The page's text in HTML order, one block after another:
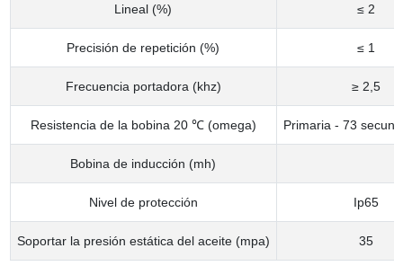
Lineal (%) ≤ 2
Precisión de repetición (%) ≤ 1
Frecuencia portadora (khz) ≥ 2,5
Resistencia de la bobina 20 ℃ (omega) Primaria - 73
Bobina de inducción (mh)
Nivel de protección Ip65
Soportar la presión estática del aceite (mpa) 35